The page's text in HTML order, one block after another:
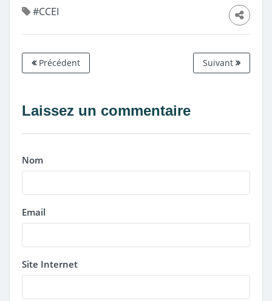
#CCEI
Précédent Suivant
Laissez un commentaire
Nom
Email
Site Internet